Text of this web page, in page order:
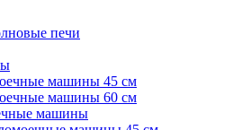
печи
машины 45 см
машины 60 см
машины